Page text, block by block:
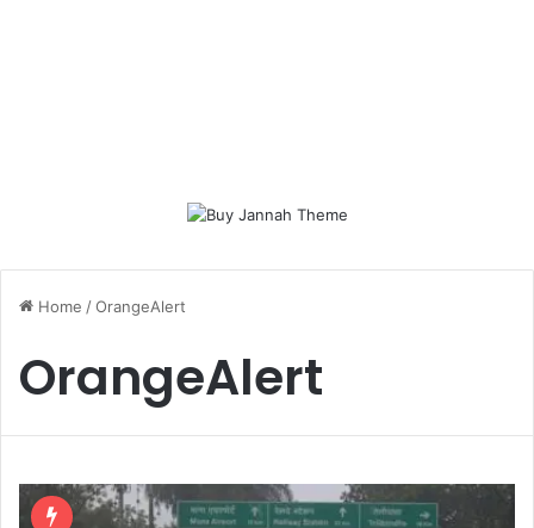
Home /OrangeAlert
OrangeAlert